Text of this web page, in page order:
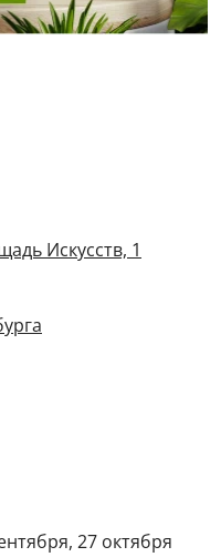
Искусств, 1
27 октября